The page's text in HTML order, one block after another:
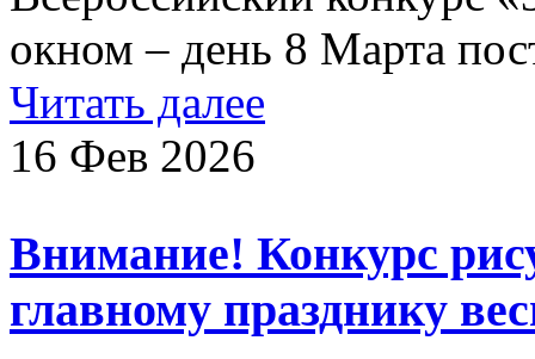
окном – день 8 Марта
Читать далее
16 Фев 2026
Внимание! Конкурс
главному празднику